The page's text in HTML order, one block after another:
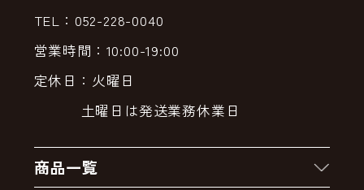
TEL：052-228-0040
営業時間：10:00-19:00
定休日：火曜日
土曜日は発送業務休業日
商品一覧